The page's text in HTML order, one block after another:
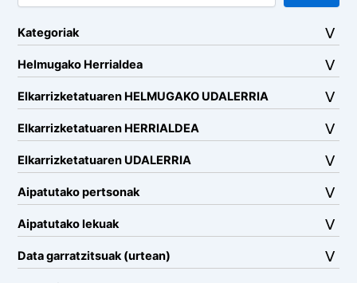
Kategoriak
Helmugako Herrialdea
Elkarrizketatuaren HELMUGAKO UDALERRIA
Elkarrizketatuaren HERRIALDEA
Elkarrizketatuaren UDALERRIA
Aipatutako pertsonak
Aipatutako lekuak
Data garratzitsuak (urtean)